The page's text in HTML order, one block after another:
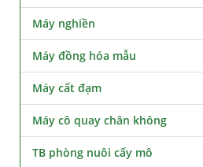
Máy nghiền
Máy đồng hóa mẫu
Máy cất đạm
Máy cô quay chân không
TB phòng nuôi cấy mô